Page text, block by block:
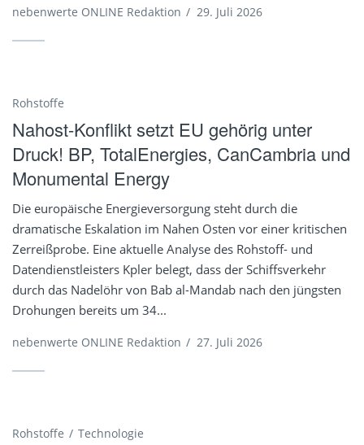
nebenwerte ONLINE Redaktion / 29. Juli 2026
Rohstoffe
Nahost-Konflikt setzt EU gehörig unter
Druck! BP, TotalEnergies, CanCambria und
Monumental Energy
Die europäische Energieversorgung steht durch die
dramatische Eskalation im Nahen Osten vor einer kritischen
Zerreißprobe. Eine aktuelle Analyse des Rohstoff- und
Datendienstleisters Kpler belegt, dass der Schiffsverkehr
durch das Nadelöhr von Bab al-Mandab nach den jüngsten
Drohungen bereits um 34...
nebenwerte ONLINE Redaktion / 27. Juli 2026
Rohstoffe Technologie